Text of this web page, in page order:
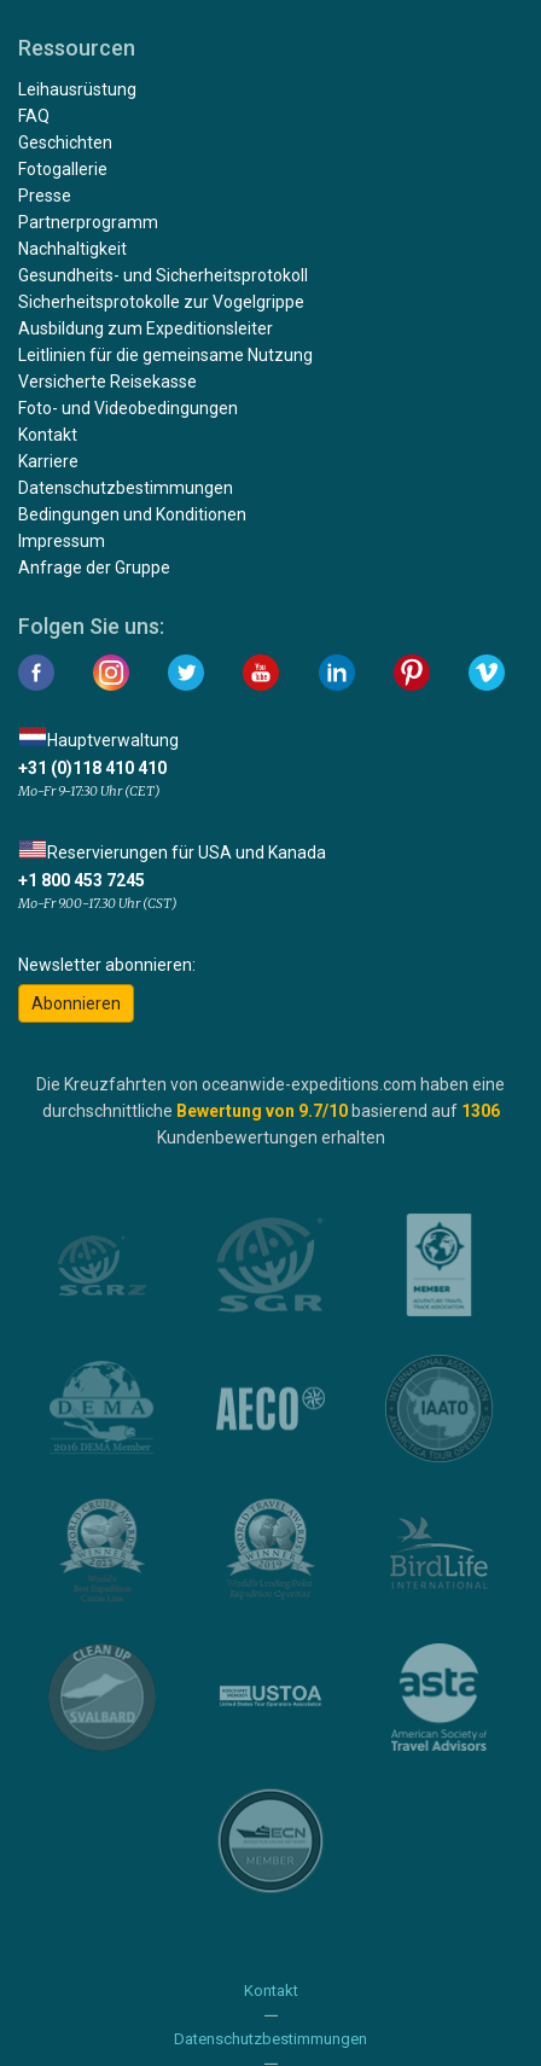
Ressourcen
Leihausrüstung
FAQ
Geschichten
Fotogallerie
Presse
Partnerprogramm
Nachhaltigkeit
Gesundheits- und Sicherheitsprotokoll
Sicherheitsprotokolle zur Vogelgrippe
Ausbildung zum Expeditionsleiter
Leitlinien für die gemeinsame Nutzung
Versicherte Reisekasse
Foto- und Videobedingungen
Kontakt
Karriere
Datenschutzbestimmungen
Bedingungen und Konditionen
Impressum
Anfrage der Gruppe
Folgen Sie uns:
Hauptverwaltung
+31 (0)118 410 410
Mo-Fr 9-17:30 Uhr (CET)
Reservierungen für USA und Kanada
+1 800 453 7245
Mo-Fr 9.00-17.30 Uhr (CST)
Newsletter abonnieren:
Abonnieren
Die Kreuzfahrten von oceanwide-expeditions.com haben eine
durchschnittliche Bewertung von 9.7/10 basierend auf 1306
Kundenbewertungen erhalten
Kontakt
Datenschutzbestimmungen